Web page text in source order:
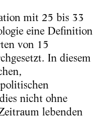
mit 25 bis 33
eine Definition
von 15
In diesem
nicht ohne
lebenden